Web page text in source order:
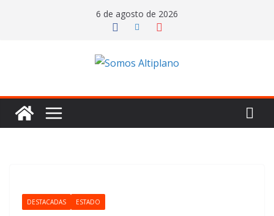
6 de agosto de 2026
DESTACADAS ESTADO